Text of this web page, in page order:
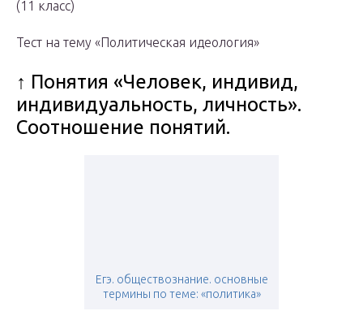
(11 класс)
Тест на тему «Политическая идеология»
↑ Понятия «Человек, индивид,
индивидуальность, личность».
Соотношение понятий.
Егэ. обществознание. основные
термины по теме: «политика»